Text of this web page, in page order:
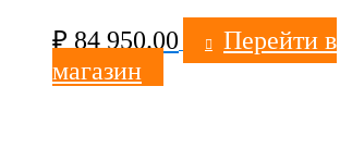
₽84 950.00
Перейти в
магазин